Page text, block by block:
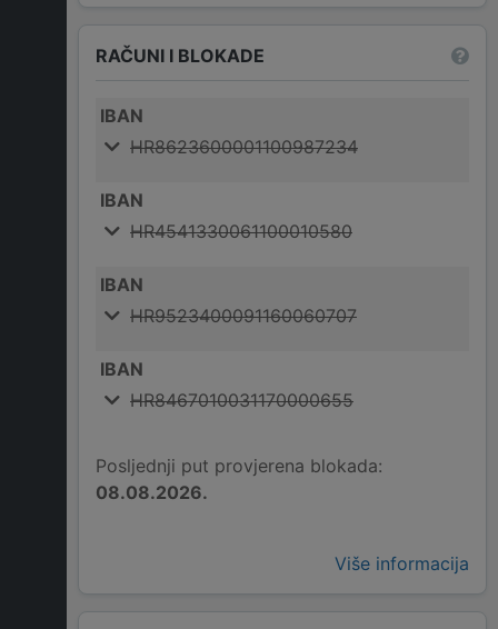
RAČUNI I BLOKADE
IBAN
HR8623600001100987234
IBAN
HR4541330061100010580
IBAN
HR9523400091160060707
IBAN
HR8467010031170000655
Posljednji put provjerena blokada:
08.08.2026.
Više informacija